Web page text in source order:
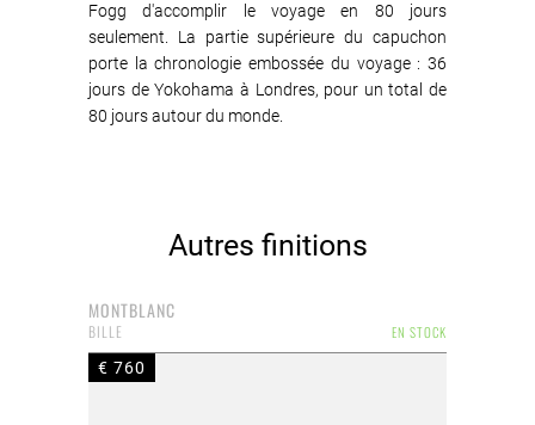
Fogg d'accomplir le voyage en 80 jours
seulement. La partie supérieure du capuchon
porte la chronologie embossée du voyage : 36
jours de Yokohama à Londres, pour un total de
80 jours autour du monde.
Autres finitions
MONTBLANC
EN STOCK
BILLE
€ 760